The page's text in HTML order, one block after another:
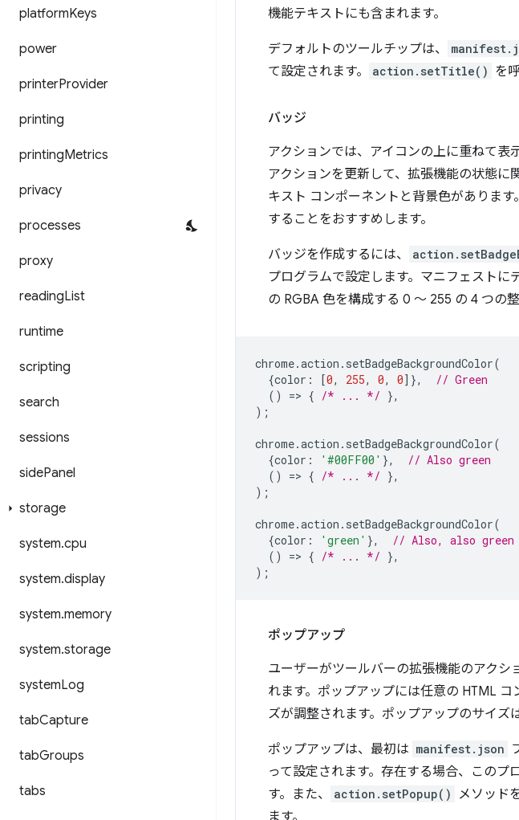
platformKeys
power
printerProvider
printing
printingMetrics
privacy
processes
proxy
readingList
runtime
scripting
search
sessions
sidePanel
storage
system.cpu
system.display
system.memory
system.storage
systemLog
tabCapture
tabGroups
tabs
機能テキストにも含まれます。
デフォルトのツールチップは、
て設定されます。
action.setTitle() を
バッジ
アクションでは、アイコンの上に重ねて表
アクションを更新して、拡張機能の状態
キスト コンポーネントと背景色がありま
することをおすすめします。
バッジを作成するには、
プログラムで設定します。マニフェスト
の RGBA 色を構成する 0 ～ 255 の 4 つの
chrome.action . setBadgeBackgroundColor(
{color : [0, 255, 0, 0]},
// Green
()
=> { /* ... */ },
);
chrome.action . setBadgeBackgroundColor(
{color : '#00FF00' },
// Also green
()
=> { /* ... */ },
);
chrome.action . setBadgeBackgroundColor(
{color : 'green' },
// Also, also green
()
=> { /* ... */ },
);
ポップアップ
ユーザーがツールバーの拡張機能のアク
れます。ポップアップには任意の HTML
ズが調整されます。ポップアップのサイズ
ポップアップは、最初は manifest.json
って設定されます。存在する場合、この
す。また、
action.setPopup()
メソッド
ます。